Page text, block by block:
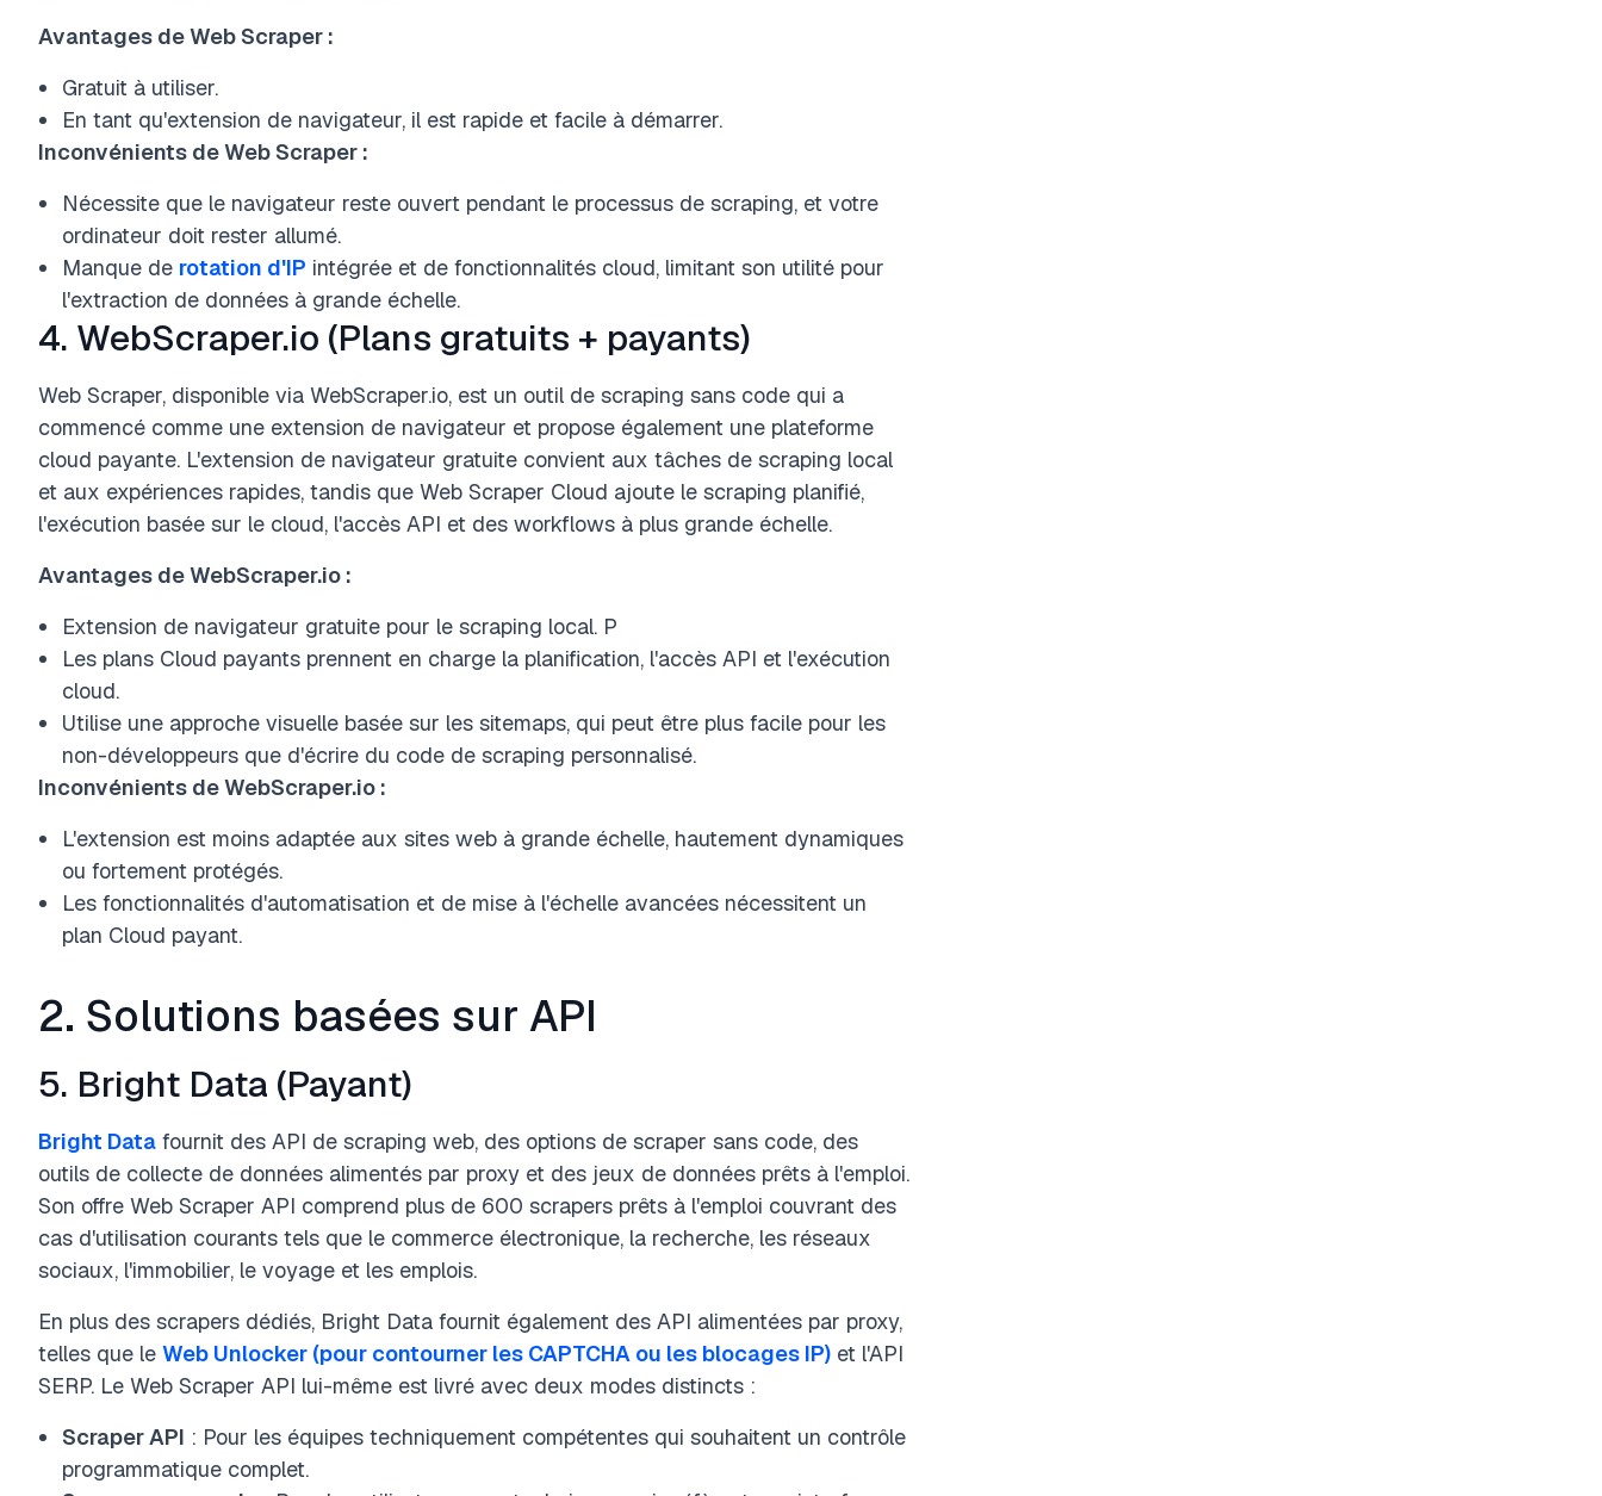
Avantages de Web Scraper :
Gratuit à utiliser.
En tant qu'extension de navigateur, il est rapide et facile à démarrer.
Inconvénients de Web Scraper :
Nécessite que le navigateur reste ouvert pendant le processus de scraping, et votre
ordinateur doit rester allumé.
Manque de rotation d'IP intégrée et de fonctionnalités cloud, limitant son utilité pour
l'extraction de données à grande échelle.
4. WebScraper.io (Plans gratuits + payants)
Web Scraper, disponible via WebScraper.io, est un outil de scraping sans code qui a
commencé comme une extension de navigateur et propose également une plateforme
cloud payante. L'extension de navigateur gratuite convient aux tâches de scraping local
et aux expériences rapides, tandis que Web Scraper Cloud ajoute le scraping planifié,
l'exécution basée sur le cloud, l'accès API et des workflows à plus grande échelle.
Avantages de WebScraper.io :
Extension de navigateur gratuite pour le scraping local. P
Les plans Cloud payants prennent en charge la planification, l'accès API et l'exécution
cloud.
Utilise une approche visuelle basée sur les sitemaps, qui peut être plus facile pour les
non-développeurs que d'écrire du code de scraping personnalisé.
Inconvénients de WebScraper.io :
L'extension est moins adaptée aux sites web à grande échelle, hautement dynamiques
ou fortement protégés.
Les fonctionnalités d'automatisation et de mise à l'échelle avancées nécessitent un
plan Cloud payant.
2. Solutions basées sur API
5. Bright Data (Payant)
Bright Data fournit des API de scraping web, des options de scraper sans code, des
outils de collecte de données alimentés par proxy et des jeux de données prêts à l'emploi.
Son offre Web Scraper API comprend plus de 600 scrapers prêts à l'emploi couvrant des
cas d'utilisation courants tels que le commerce électronique, la recherche, les réseaux
sociaux, l'immobilier, le voyage et les emplois.
En plus des scrapers dédiés, Bright Data fournit également des API alimentées par proxy,
telles que le Web Unlocker (pour contourner les CAPTCHA ou les blocages IP) et l'API
SERP. Le Web Scraper API lui-même est livré avec deux modes distincts :
Scraper API : Pour les équipes techniquement compétentes qui souhaitent un contrôle
programmatique complet.